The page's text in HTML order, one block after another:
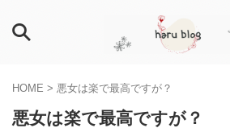
HOME > 悪女は楽で最高ですが？
悪女は楽で最高ですが？